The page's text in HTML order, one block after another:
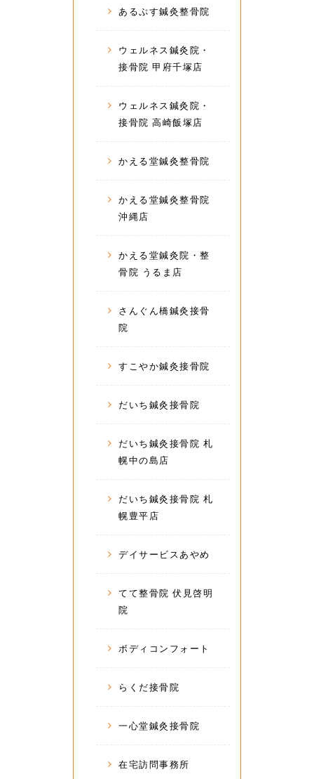
あるぷす鍼灸整骨院
ウェルネス鍼灸院・
接骨院 甲府千塚店
ウェルネス鍼灸院・
接骨院 高崎飯塚店
かえる堂鍼灸整骨院
かえる堂鍼灸整骨院
沖縄店
かえる堂鍼灸院・整
骨院 うるま店
さんぐん橋鍼灸接骨
院
すこやか鍼灸接骨院
だいち鍼灸接骨院
だいち鍼灸接骨院 札
幌中の島店
だいち鍼灸接骨院 札
幌豊平店
デイサービスあやめ
てて整骨院 伏見啓明
院
ボディコンフォート
らくだ接骨院
一心堂鍼灸接骨院
在宅訪問事務所